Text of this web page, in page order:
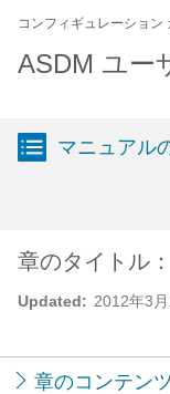
コンフィギュレーション
ASDM ユー
マニュアル
Updated: 2012年3
章のタイトル
章のコンテンツ